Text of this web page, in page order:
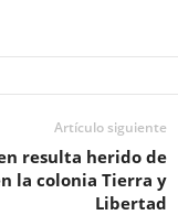
Artículo siguiente
resulta herido de
la colonia Tierra y
Libertad